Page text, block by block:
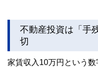
不動産投資は「手
切
家賃収入10万円という数